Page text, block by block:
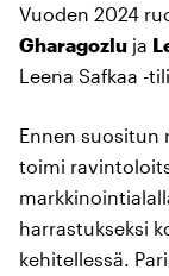
Vuoden 2024
Gharagozlu ja
Leena Safkaa -
Ennen suositun
toimi
harrastukseksi
kehitellessä.